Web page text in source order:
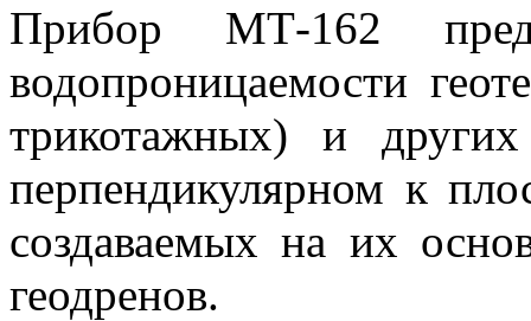
Прибор МТ-162
водопроницаемости
трикотажных) и
перпендикулярном к
создаваемых на их
геодренов.